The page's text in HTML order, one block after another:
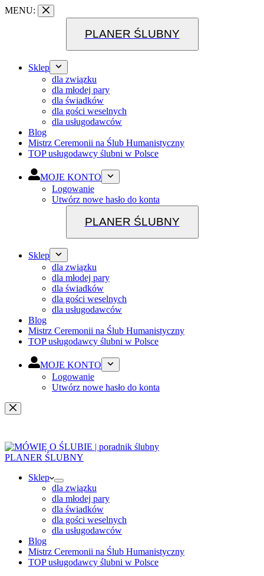
Przejdź
MENU:
PLANER ŚLUBNY
Sklep
dla związku
dla młodej pary
dla świadków
dla gości weselnych
dla usługodawców
Blog
Mistrz Ceremonii na Ślub Humanistyczny
TOP usługodawcy ślubni w Polsce
MOJE KONTO
Logowanie
Utwórz nowe hasło do konta
PLANER ŚLUBNY
Sklep
dla związku
dla młodej pary
dla świadków
dla gości weselnych
dla usługodawców
Blog
Mistrz Ceremonii na Ślub Humanistyczny
TOP usługodawcy ślubni w Polsce
MOJE KONTO
Logowanie
Utwórz nowe hasło do konta
PLANER ŚLUBNY
Sklep
dla związku
dla młodej pary
dla świadków
dla gości weselnych
dla usługodawców
Blog
Mistrz Ceremonii na Ślub Humanistyczny
TOP usługodawcy ślubni w Polsce